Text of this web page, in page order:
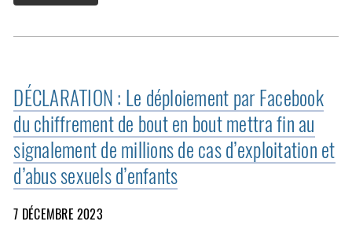
DÉCLARATION : Le déploiement par Facebook
du chiffrement de bout en bout mettra fin au
signalement de millions de cas d’exploitation et
d’abus sexuels d’enfants
7 DÉCEMBRE 2023